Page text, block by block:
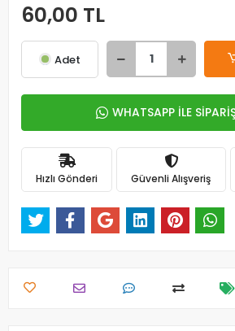
60,00 TL
Adet
WHATSAPP İLE
Hızlı Gönderi Güvenli Alışveriş